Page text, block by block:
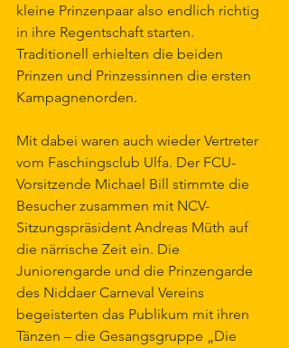
kleine Prinzenpaar also endlich richtig
in ihre Regentschaft starten.
Traditionell erhielten die beiden
Prinzen und Prinzessinnen die ersten
Kampagnenorden.
Mit dabei waren auch wieder Vertreter
vom Faschingsclub Ulfa. Der FCU-
Vorsitzende Michael Bill stimmte die
Besucher zusammen mit NCV-
Sitzungspräsident Andreas Müth auf
die närrische Zeit ein. Die
Juniorengarde und die Prinzengarde
des Niddaer Carneval Vereins
begeisterten das Publikum mit ihren
Tänzen – die Gesangsgruppe „Die